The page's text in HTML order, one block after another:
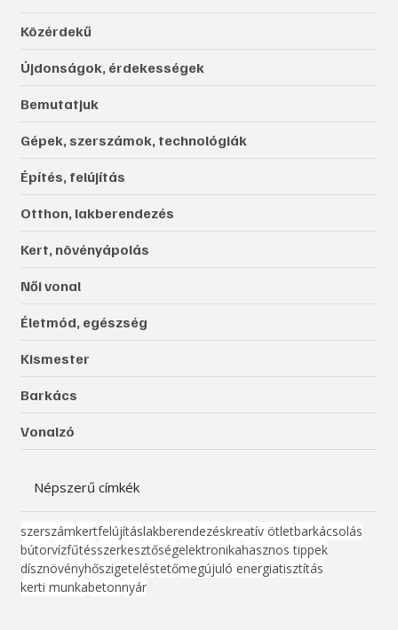
Közérdekű
Újdonságok, érdekességek
Bemutatjuk
Gépek, szerszámok, technológiák
Építés, felújítás
Otthon, lakberendezés
Kert, növényápolás
Női vonal
Életmód, egészség
Kismester
Barkács
Vonalzó
Népszerű címkék
szerszámkertfelújításlakberendezéskreatív ötletbarkácsolás
bútorvízfűtésszerkesztőségelektronikahasznos tippek
dísznövényhőszigeteléstetőmegújuló energiatisztítás
kerti munkabetonnyár